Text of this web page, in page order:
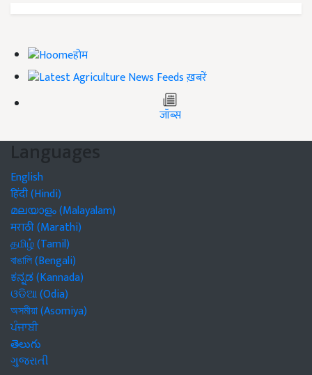
होम
ख़बरें
जॉब्स
Languages
English
हिंदी (Hindi)
മലയാളം (Malayalam)
मराठी (Marathi)
தமிழ் (Tamil)
বাঙালি (Bengali)
ಕನ್ನಡ (Kannada)
ଓଡିଆ (Odia)
অসমীয়া (Asomiya)
ਪੰਜਾਬੀ
తెలుగు
ગુજરાતી